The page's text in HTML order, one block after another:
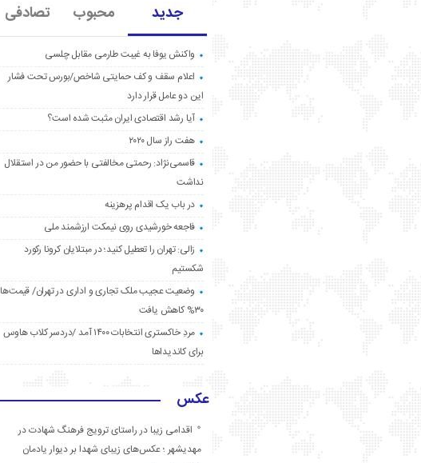
جدید محبوب تصادفی
واکنش یوفا به غیبت طارمی مقابل چلسی
اعلام سقف و کف حمایتی شاخص/بورس تحت فشار
این دو عامل قرار دارد
آیا رشد اقتصادی ایران مثبت شده است؟
هفت راز سال ۲۰۲۰
قاسمی‌نژاد: رحمتی مخالفتی با حضور من در استقلال
نداشت
در باب یک اقدام پرهزینه
فاجعه خورشیدی روی نیمکت ارزشمند ملی
زالی: تهران را تعطیل کنید؛ در مبتلایان کرونا رکورد
شکستیم
وضعیت عجیب ملک تجاری و اداری در تهران/ قیمت‌ها
۳۰% کاهش یافت
مردِ خاکستری انتخابات ۱۴۰۰ آمد /دردسر کلاب هاوس
برای کاندیداها
عکس
اقدامی زیبا در راستای ترویج فرهنگ شهادت در
مهدیشهر ؛ عکس‌های زیبای شهدا بر دیوار یادمان